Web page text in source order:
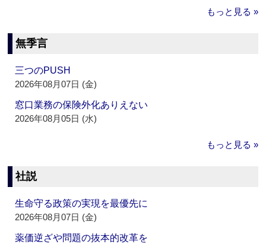
もっと見る »
無季言
三つのPUSH
2026年08月07日 (金)
窓口業務の保険外化ありえない
2026年08月05日 (水)
もっと見る »
社説
生命守る政策の実現を最優先に
2026年08月07日 (金)
薬価逆ざや問題の抜本的改革を